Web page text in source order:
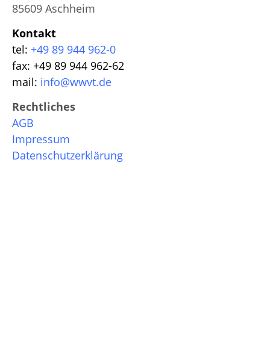
85609 Aschheim
Kontakt
tel: +49 89 944 962-0
fax: +49 89 944 962-62
mail: info@wwvt.de
Rechtliches
AGB
Impressum
Datenschutzerklärung